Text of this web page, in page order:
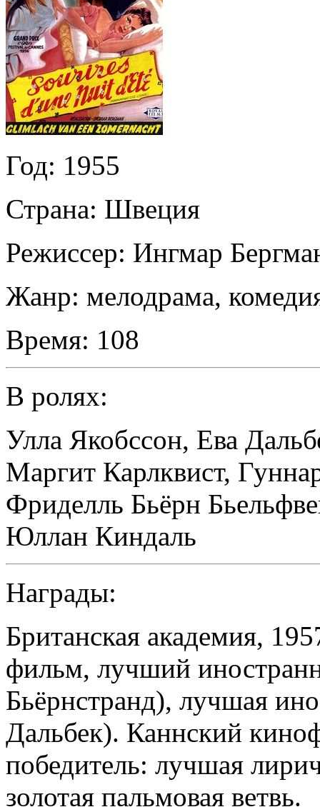
Год: 1955
Страна: Швеция
Режиссер: Ингмар
Жанр: мелодрама,
Время: 108
В ролях:
Улла Якобссон, Ева
Маргит Карлквист,
Фриделль Бьёрн
Юллан Киндаль
Награды:
Британская академия,
фильм, лучший
Бьёрнстранд), лучшая
Дальбек). Каннский
победитель: лучшая
золотая пальмовая ветвь.